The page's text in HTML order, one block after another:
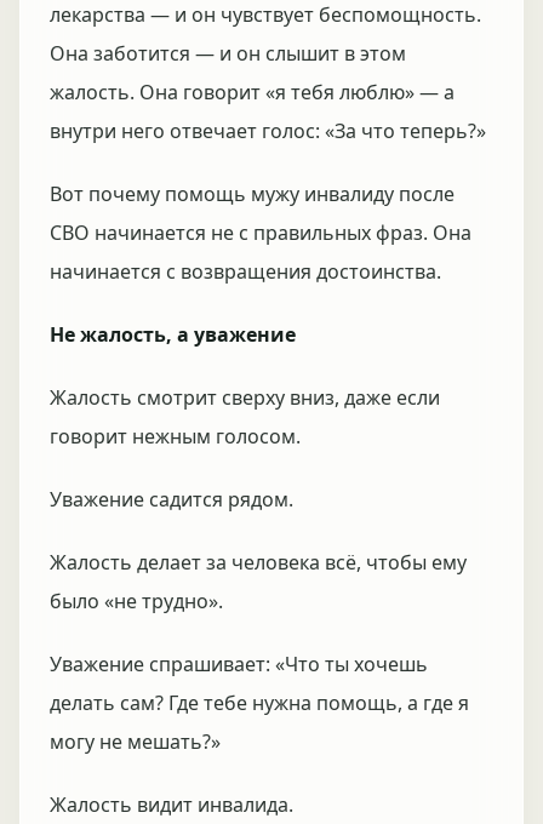
лекарства — и он чувствует беспомощность.
Она заботится — и он слышит в этом
жалость. Она говорит «я тебя люблю» — а
внутри него отвечает голос: «За что теперь?»
Вот почему помощь мужу инвалиду после
СВО начинается не с правильных фраз. Она
начинается с возвращения достоинства.
Не жалость, а уважение
Жалость смотрит сверху вниз, даже если
говорит нежным голосом.
Уважение садится рядом.
Жалость делает за человека всё, чтобы ему
было «не трудно».
Уважение спрашивает: «Что ты хочешь
делать сам? Где тебе нужна помощь, а где я
могу не мешать?»
Жалость видит инвалида.